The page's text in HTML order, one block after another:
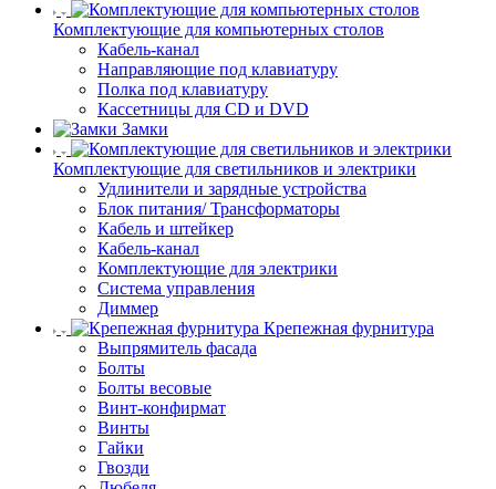
Комплектующие для компьютерных столов
Кабель-канал
Направляющие под клавиатуру
Полка под клавиатуру
Кассетницы для CD и DVD
Замки
Комплектующие для светильников и электрики
Удлинители и зарядные устройства
Блок питания/ Трансформаторы
Кабель и штейкер
Кабель-канал
Комплектующие для электрики
Система управления
Диммер
Крепежная фурнитура
Выпрямитель фасада
Болты
Болты весовые
Винт-конфирмат
Винты
Гайки
Гвозди